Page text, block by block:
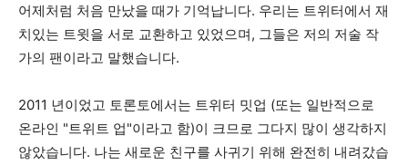
어제처럼 처음 만났을 때가 기억납니다. 우리는 트위터에서 재
치있는 트윗을 서로 교환하고 있었으며, 그들은 저의 저술 작
가의 팬이라고 말했습니다.
2011 년이었고 토론토에서는 트위터 밋업 (또는 일반적으로
온라인 "트위트 업"이라고 함)이 크므로 그다지 많이 생각하지
않았습니다. 나는 새로운 친구를 사귀기 위해 완전히 내려갔습